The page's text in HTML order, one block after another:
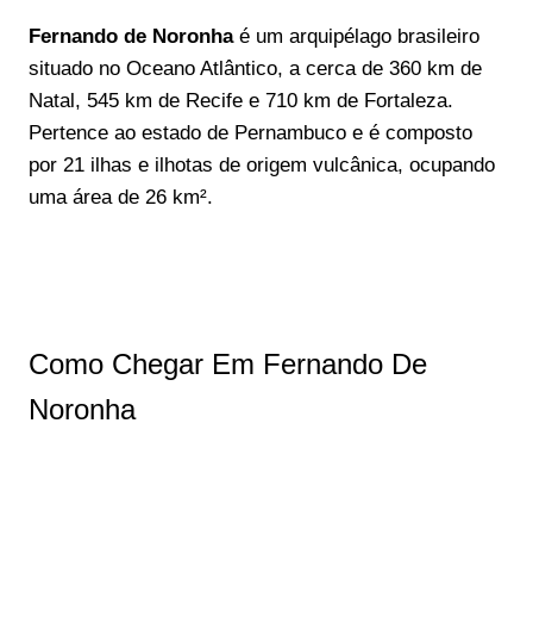
Fernando de Noronhaé um arquipélago brasileiro
situado no Oceano Atlântico, a cerca de 360 km de
Natal, 545 km de Recife e 710 km de Fortaleza.
Pertence ao estado de Pernambuco e é composto
por 21 ilhas e ilhotas de origem vulcânica, ocupando
uma área de 26 km².
Como Chegar Em Fernando De
Noronha